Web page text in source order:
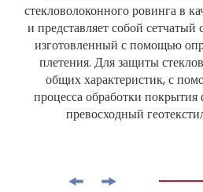
стекловолоконного ровинга в
и представляет собой
изготовленный с помощью
плетения. Для защиты
общих характеристик, с
процесса обработки
превосходный